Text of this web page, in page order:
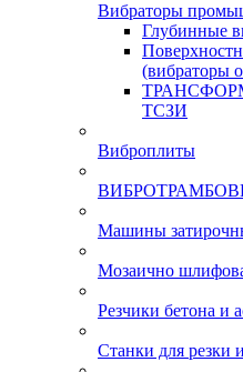
Вибраторы
Глубинные
(вибраторы
ТСЗИ
Виброплиты
Машины
Мозаично
Резчики бетона и
Станки для резки